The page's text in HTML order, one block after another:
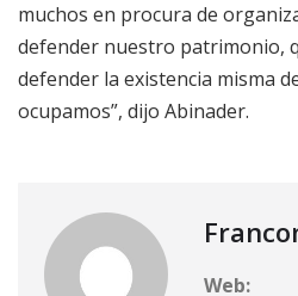
muchos en procura de
defender nuestro patrimonio,
defender la existencia misma
ocupamos”, dijo Abinader.
Web: